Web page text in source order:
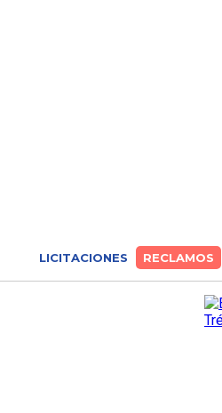
LICITACIONES RECLAMOS